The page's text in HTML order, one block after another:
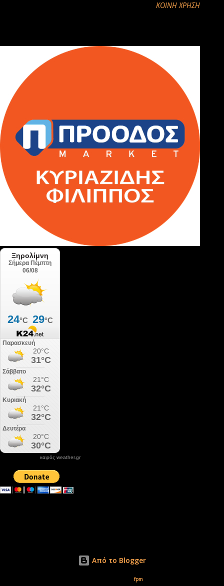
ΚΟΙΝΉ ΧΡΉΣΗ
καιρός weather.gr
Από το Blogger
fpm